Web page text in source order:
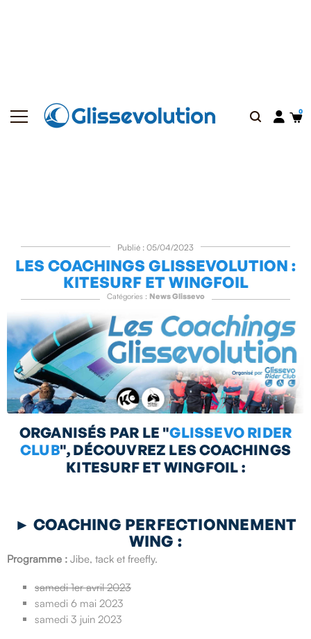
Publié : 05/04/2023
LES COACHINGS GLISSEVOLUTION :
KITESURF ET WINGFOIL
Catégories : News Glissevo
ORGANISÉS PAR LE "GLISSEVO RIDER
CLUB", DÉCOUVREZ LES COACHINGS
KITESURF ET WINGFOIL :
► COACHING PERFECTIONNEMENT
WING :
Programme : Jibe, tack et freefly.
samedi 1er avril 2023
samedi 6 mai 2023
samedi 3 juin 2023